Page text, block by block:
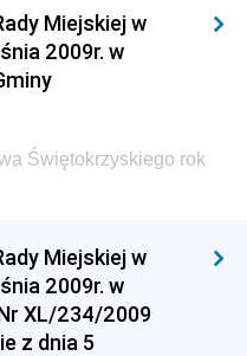
Przemysłu
Rolnictwa i
Pracy i Polityki
Rozwoju
i
Miejskiej w
2009r. w
Świętokrzyskiego rok
Miejskiej w
2009r. w
XL/234/2009
z dnia 5